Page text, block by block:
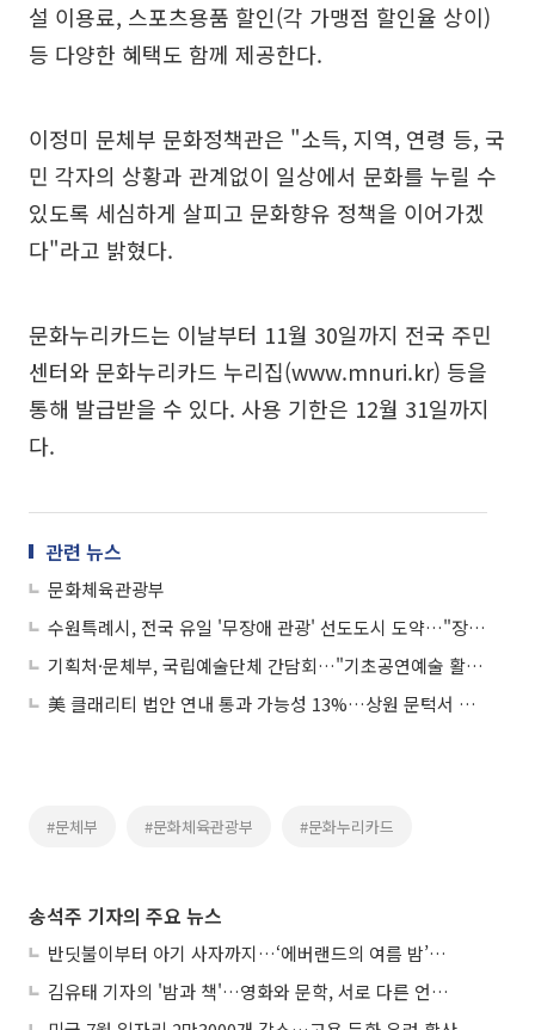
설 이용료, 스포츠용품 할인(각 가맹점 할인율 상이)
등 다양한 혜택도 함께 제공한다.
이정미 문체부 문화정책관은 "소득, 지역, 연령 등, 국
민 각자의 상황과 관계없이 일상에서 문화를 누릴 수
있도록 세심하게 살피고 문화향유 정책을 이어가겠
다"라고 밝혔다.
문화누리카드는 이날부터 11월 30일까지 전국 주민
센터와 문화누리카드 누리집(www.mnuri.kr) 등을
통해 발급받을 수 있다. 사용 기한은 12월 31일까지
다.
관련 뉴스
문화체육관광부
수원특례시, 전국 유일 '무장애 관광' 선도도시 도약…"장벽 없애고 소비 연결"
기획처·문체부, 국립예술단체 간담회…"기초공연예술 활성화"
美 클래리티 법안 연내 통과 가능성 13%…상원 문턱서 제동
#문체부 #문화체육관광부 #문화누리카드
송석주 기자의 주요 뉴스
반딧불이부터 아기 사자까지…‘에버랜드의 여름 밤’이 기다려지는 이유
김유태 기자의 '밤과 책'…영화와 문학, 서로 다른 언어를 읽다